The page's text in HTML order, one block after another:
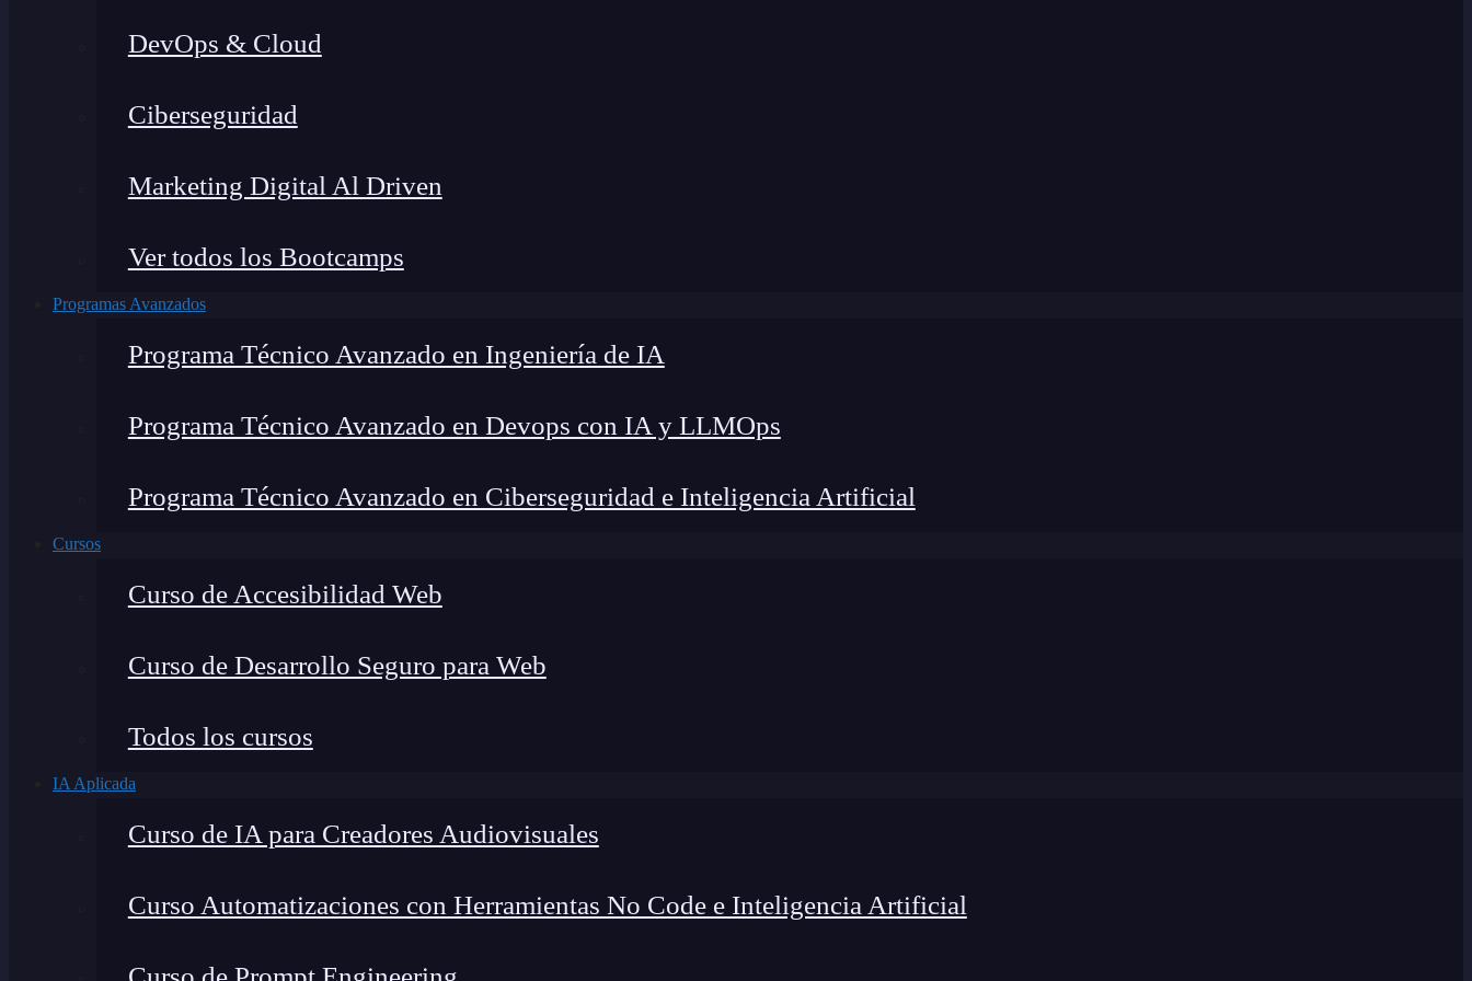
DevOps & Cloud
Ciberseguridad
Marketing Digital Al Driven
Ver todos los Bootcamps
Programas Avanzados
Programa Técnico Avanzado en Ingeniería de IA
Programa Técnico Avanzado en Devops con IA y LLMOps
Programa Técnico Avanzado en Ciberseguridad e Inteligencia Artificial
Cursos
Curso de Accesibilidad Web
Curso de Desarrollo Seguro para Web
Todos los cursos
IA Aplicada
Curso de IA para Creadores Audiovisuales
Curso Automatizaciones con Herramientas No Code e Inteligencia Artificial